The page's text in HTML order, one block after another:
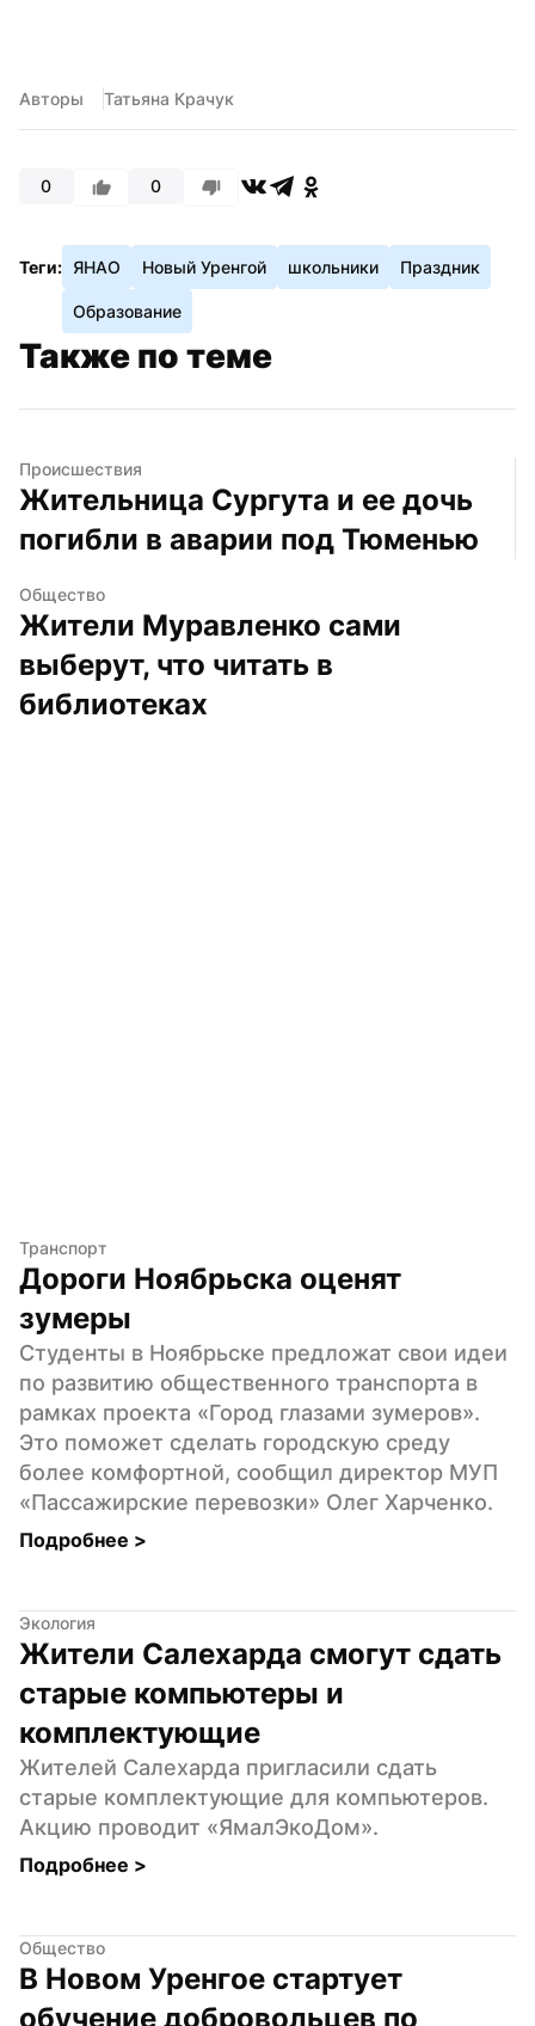
Авторы Татьяна Крачук
0 0
Теги: ЯНАО Новый Уренгой школьники Праздник
Образование
Также по теме
Происшествия
Жительница Сургута и ее дочь
погибли в аварии под Тюменью
Общество
Жители Муравленко сами
выберут, что читать в
библиотеках
Транспорт
Дороги Ноябрьска оценят
зумеры
Студенты в Ноябрьске предложат свои идеи
по развитию общественного транспорта в
рамках проекта «Город глазами зумеров».
Это поможет сделать городскую среду
более комфортной, сообщил директор МУП
«Пассажирские перевозки» Олег Харченко.
Подробнее >
Экология
Жители Салехарда смогут сдать
старые компьютеры и
комплектующие
Жителей Салехарда пригласили сдать
старые комплектующие для компьютеров.
Акцию проводит «ЯмалЭкоДом».
Подробнее >
Общество
В Новом Уренгое стартует
обучение добровольцев по